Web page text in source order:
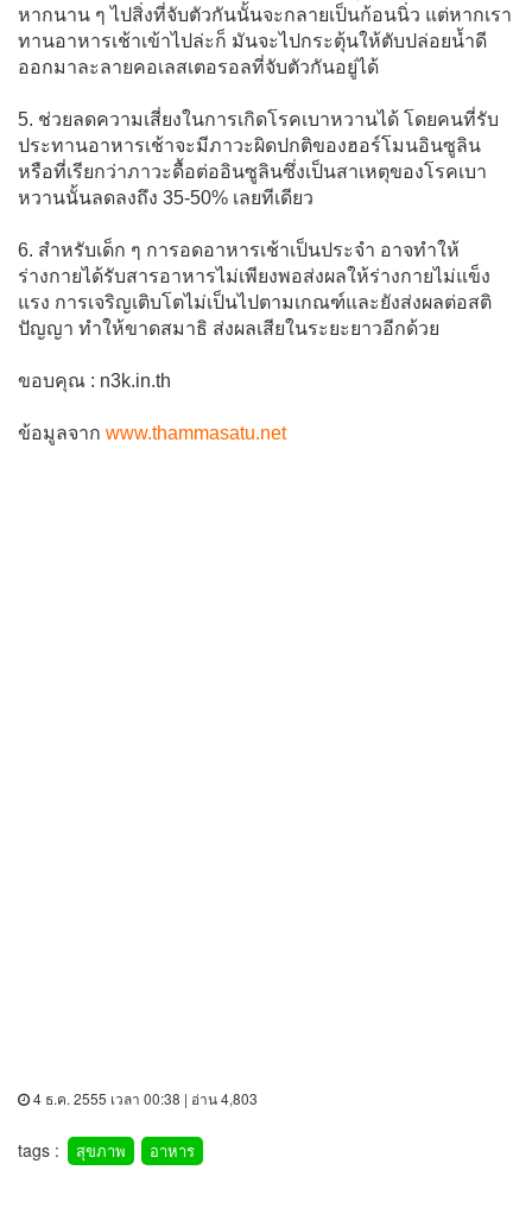
หากนาน ๆ ไปสิ่งที่จับตัวกันนั้นจะกลายเป็นก้อนนิ่ว แต่หากเรา
ทานอาหารเช้าเข้าไปล่ะก็ มันจะไปกระตุ้นให้ตับปล่อยน้ำดี
ออกมาละลายคอเลสเตอรอลที่จับตัวกันอยู่ได้
5. ช่วยลดความเสี่ยงในการเกิดโรคเบาหวานได้ โดยคนที่รับ
ประทานอาหารเช้าจะมีภาวะผิดปกติของฮอร์โมนอินซูลิน
หรือที่เรียกว่าภาวะดื้อต่ออินซูลินซึ่งเป็นสาเหตุของโรคเบา
หวานนั้นลดลงถึง 35-50% เลยทีเดียว
6. สำหรับเด็ก ๆ การอดอาหารเช้าเป็นประจำ อาจทำให้
ร่างกายได้รับสารอาหารไม่เพียงพอส่งผลให้ร่างกายไม่แข็ง
แรง การเจริญเติบโตไม่เป็นไปตามเกณฑ์และยังส่งผลต่อสติ
ปัญญา ทำให้ขาดสมาธิ ส่งผลเสียในระยะยาวอีกด้วย
ขอบคุณ : n3k.in.th
ข้อมูลจาก www.thammasatu.net
4 ธ.ค. 2555 เวลา 00:38 | อ่าน 4,803
tags : สุขภาพ อาหาร